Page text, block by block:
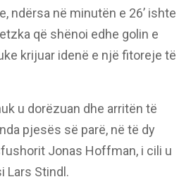
ndërsa në minutën e 26’ ishte
që shënoi edhe golin e
krijuar idenë e një fitoreje të
u dorëzuan dhe arritën të
pjesës së parë, në të dy
Jonas Hoffman, i cili u
Lars Stindl.